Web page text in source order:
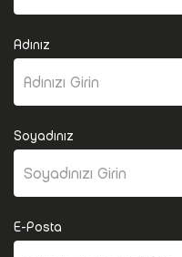
Adınız
Soyadınız
E-Posta